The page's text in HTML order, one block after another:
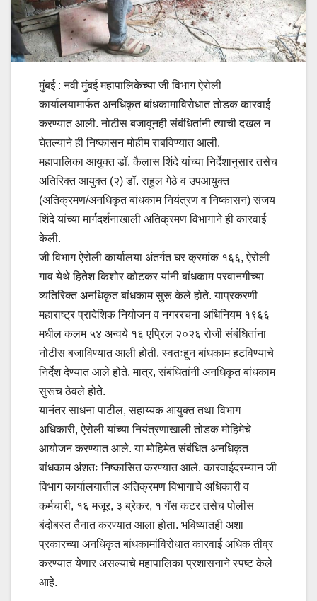
मुंबई : नवी मुंबई महापालिकेच्या जी विभाग ऐरोली
कार्यालयामार्फत अनधिकृत बांधकामाविरोधात तोडक कारवाई
करण्यात आली. नोटीस बजावूनही संबंधितांनी त्याची दखल न
घेतल्याने ही निष्कासन मोहीम राबविण्यात आली.
महापालिका आयुक्त डॉ. कैलास शिंदे यांच्या निर्देशानुसार तसेच
अतिरिक्त आयुक्त (२) डॉ. राहुल गेठे व उपआयुक्त
(अतिक्रमण/अनधिकृत बांधकाम नियंत्रण व निष्कासन) संजय
शिंदे यांच्या मार्गदर्शनाखाली अतिक्रमण विभागाने ही कारवाई
केली.
जी विभाग ऐरोली कार्यालया अंतर्गत घर क्रमांक १६६, ऐरोली
गाव येथे हितेश किशोर कोटकर यांनी बांधकाम परवानगीच्या
व्यतिरिक्त अनधिकृत बांधकाम सुरू केले होते. याप्रकरणी
महाराष्ट्र प्रादेशिक नियोजन व नगररचना अधिनियम १९६६
मधील कलम ५४ अन्वये १६ एप्रिल २०२६ रोजी संबंधितांना
नोटीस बजाविण्यात आली होती. स्वतःहून बांधकाम हटविण्याचे
निर्देश देण्यात आले होते. मात्र, संबंधितांनी अनधिकृत बांधकाम
सुरूच ठेवले होते.
यानंतर साधना पाटील, सहाय्यक आयुक्त तथा विभाग
अधिकारी, ऐरोली यांच्या नियंत्रणाखाली तोडक मोहिमेचे
आयोजन करण्यात आले. या मोहिमेत संबंधित अनधिकृत
बांधकाम अंशतः निष्कासित करण्यात आले. कारवाईदरम्यान जी
विभाग कार्यालयातील अतिक्रमण विभागाचे अधिकारी व
कर्मचारी, १६ मजूर, ३ ब्रेकर, १ गॅस कटर तसेच पोलीस
बंदोबस्त तैनात करण्यात आला होता. भविष्यातही अशा
प्रकारच्या अनधिकृत बांधकामांविरोधात कारवाई अधिक तीव्र
करण्यात येणार असल्याचे महापालिका प्रशासनाने स्पष्ट केले
आहे.